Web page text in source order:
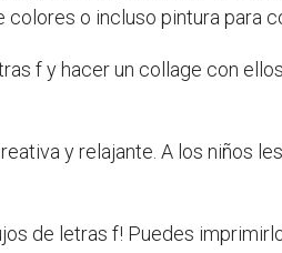
o incluso pintura para
f y hacer un collage con
y relajante. A los niños
de letras f! Puedes